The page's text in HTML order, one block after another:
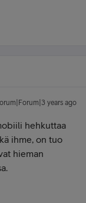
years ago
hehkuttaa
ihme, on tuo
hieman